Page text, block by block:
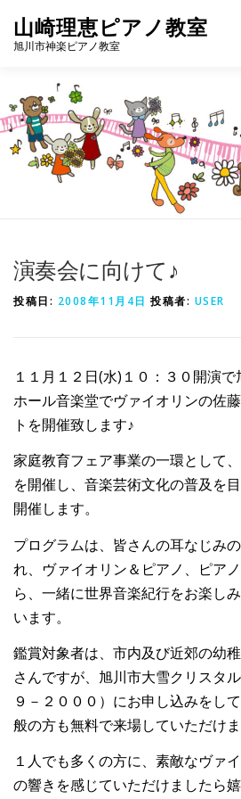
ツ
へ
ス
山崎理恵ピアノ教室
旭川市神楽ピアノ教室
教室について レッスンコース
アクセス お問い合わせ ブロ
演奏会に向けて♪
投稿日: 2008年11月4日 投稿者: USER
１１月１２日(水)１０：３０開演
ホール音楽堂でヴァイオリンの佐
トを開催致します♪
家庭教育フェア事業の一環として
を開催し、音楽芸術文化の普及を
開催します。
プログラムは、皆さんの耳なじみ
れ、ヴァイオリン＆ピアノ、ピア
ら、一緒に世界音楽紀行をお楽し
います。
鑑賞対象者は、市内及び近郊の幼
さんですが、旭川市大雪クリスタ
９－２０００）にお申し込みをし
般の方も無料で来場していただけま
１人でも多くの方に、素敵なヴァ
の響きを感じていただけましたら